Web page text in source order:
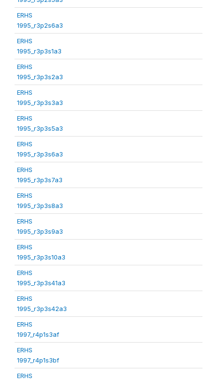
ERHS
1995_r3p2s6a3
ERHS
1995_r3p3s1a3
ERHS
1995_r3p3s2a3
ERHS
1995_r3p3s3a3
ERHS
1995_r3p3s5a3
ERHS
1995_r3p3s6a3
ERHS
1995_r3p3s7a3
ERHS
1995_r3p3s8a3
ERHS
1995_r3p3s9a3
ERHS
1995_r3p3s10a3
ERHS
1995_r3p3s41a3
ERHS
1995_r3p3s42a3
ERHS
1997_r4p1s3af
ERHS
1997_r4p1s3bf
ERHS